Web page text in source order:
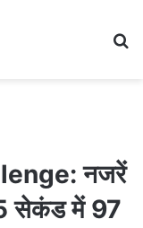
नजरें
सेकंड में 97